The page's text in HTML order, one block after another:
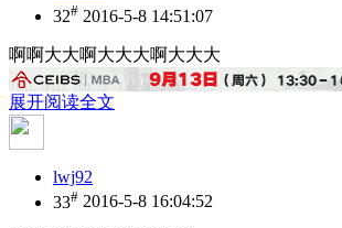
32# 2016-5-8 14:51:07
啊啊大大啊大大大啊大大大
展开阅读全文
lwj92
33# 2016-5-8 16:04:52